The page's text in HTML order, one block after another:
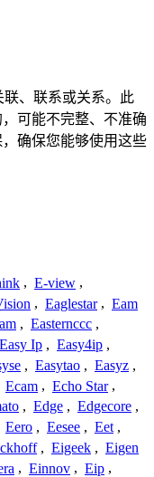
联、联系或关系。此
可能不完整、不准确
确保您能够使用这些
, E-view ,
, Eaglestar , Eam
, Easternccc ,
Easy Ip , Easy4ip ,
, Easytao , Easyz ,
Ecam , Echo Star ,
, Edge , Edgecore ,
Eero , Eesee , Eet ,
, Eigeek , Eigen
, Einnov , Eip ,